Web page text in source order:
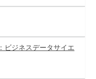
ビジネスデータサイエ